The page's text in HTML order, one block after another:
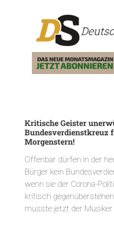
Kritische Geister
Bundesverdienstkreuz
Morgenstern!
Offenbar dürfen in der
Bürger kein
wenn sie der Corona-
kritisch
musste jetzt der Musiker